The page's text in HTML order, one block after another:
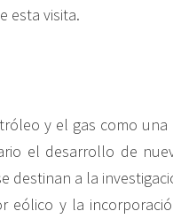
esta visita.
y el gas como
el desarrollo de
destinan a la
eólico y la